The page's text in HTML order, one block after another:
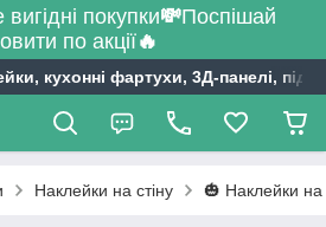
покупки💸Поспішай
по акції🔥
кухонні фартухи, 3Д-панелі,
Наклейки на стіну 🎃 Наклейки на